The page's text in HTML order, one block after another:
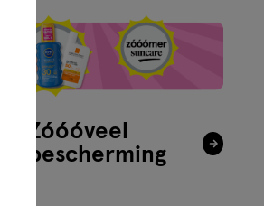
Zóóóveel
zonbescherming